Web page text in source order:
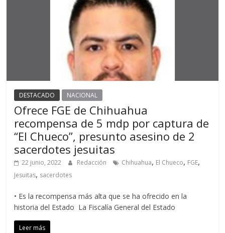
DESTACADO NACIONAL
Ofrece FGE de Chihuahua
recompensa de 5 mdp por captura de
“El Chueco”, presunto asesino de 2
sacerdotes jesuitas
22 junio, 2022 Redacción Chihuahua, El Chueco, FGE,
Jesuitas, sacerdotes
• Es la recompensa más alta que se ha ofrecido en la
historia del Estado La Fiscalía General del Estado
Leer más